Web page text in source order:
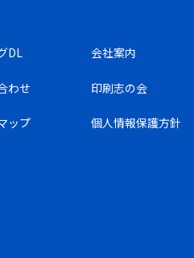
DL 会社案内
わせ 印刷志の会
ップ 個人情報保護方針